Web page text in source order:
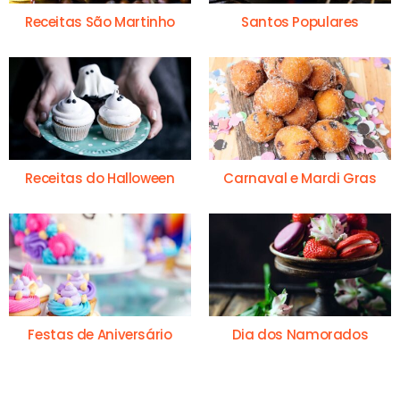
Receitas São Martinho Santos Populares
Receitas do Halloween Carnaval e Mardi Gras
Festas de Aniversário Dia dos Namorados